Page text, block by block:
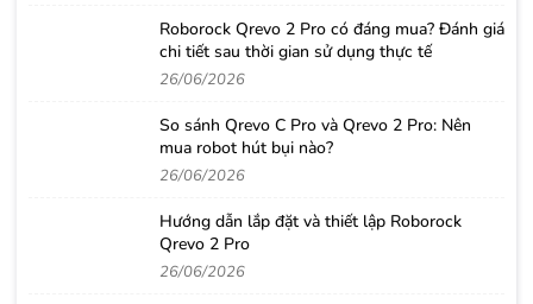
Roborock Qrevo 2 Pro có đáng mua? Đánh giá
chi tiết sau thời gian sử dụng thực tế
26/06/2026
So sánh Qrevo C Pro và Qrevo 2 Pro: Nên
mua robot hút bụi nào?
26/06/2026
Hướng dẫn lắp đặt và thiết lập Roborock
Qrevo 2 Pro
26/06/2026